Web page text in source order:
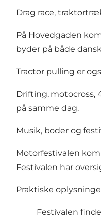
Drag race,
På Hovedgaden
byder på både
Tractor pulling er
Drifting, motocross,
på samme dag.
Musik, boder og
Motorfestivalen
Festivalen har
Praktiske
Festivalen